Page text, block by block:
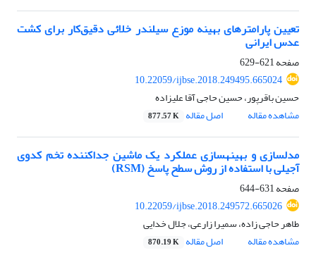
تعیین پارامترهای بهینه موزع سیلندر خلائی دقیق‌کار برای کشت
عدس ایرانی
صفحه621-629
10.22059/ijbse.2018.249495.665024
حسین باقرپور، حسین حاجی آقا علیزاده
مشاهده مقاله
اصل مقاله 877.57 K
مدل‏سازی و ‏بهینه‏سازی عملکرد یک ماشین جدا‏کننده تخم کدوی
آجیلی با استفاده از روش سطح پاسخ (RSM)
صفحه631-644
10.22059/ijbse.2018.249572.665026
طاهر حاجی زاده، سمیرا زارعی، جلال خدایی
مشاهده مقاله
اصل مقاله 870.19 K